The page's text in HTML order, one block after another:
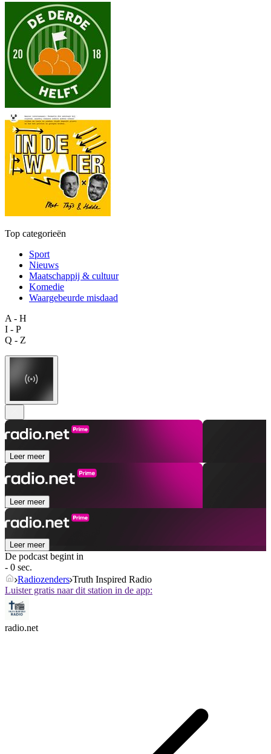
Top categorieën
Sport
Nieuws
Maatschappij & cultuur
Komedie
Waargebeurde misdaad
A - H
I - P
Q - Z
Leer meer
Leer meer
Leer meer
De podcast begint in
- 0 sec.
Radiozenders Truth Inspired Radio
Luister gratis naar dit station in de app:
radio.net